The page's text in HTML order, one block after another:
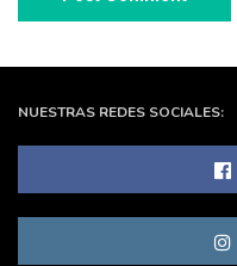
NUESTRAS REDES SOCIALES: